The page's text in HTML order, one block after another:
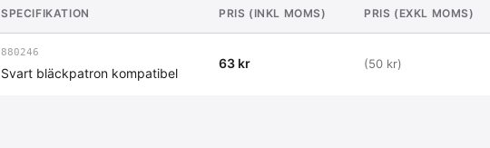
SPECIFIKATION PRIS (INKL MOMS) PRIS (EXKL MOMS)
880246
Svart bläckpatron kompatibel
63 kr (50 kr)